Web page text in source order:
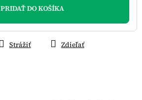
PRIDAŤ DO KOŠÍKA
Strážiť Zdieľať